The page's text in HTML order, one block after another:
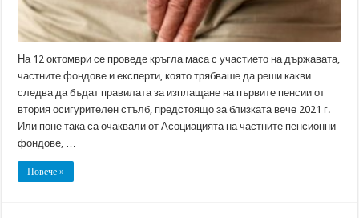
На 12 октомври се проведе кръгла маса с участието на държавата,
частните фондове и експерти, която трябваше да реши какви
следва да бъдат правилата за изплащане на първите пенсии от
втория осигурителен стълб, предстоящо за близката вече 2021 г.
Или поне така са очаквали от Асоциацията на частните пенсионни
фондове, …
Повече »